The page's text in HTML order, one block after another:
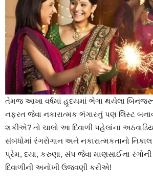
તેમજ આખા વર્ષમાં હૃદયમાં ભેગા થયેલા
નફરત જેવા નકારાત્મક ભંગારનું પણ લિસ્ટ
શકીએ? તો ચાલો આ દિવાળી પહેલાંના
સંબંધોમાં રંગરોગાન અને નકારાત્મકતાનો
પ્રેમ, દયા, કરુણા, સંપ જેવા માણસાઈના
દિવાળીની અનોખી ઉજવણી કરીએ!